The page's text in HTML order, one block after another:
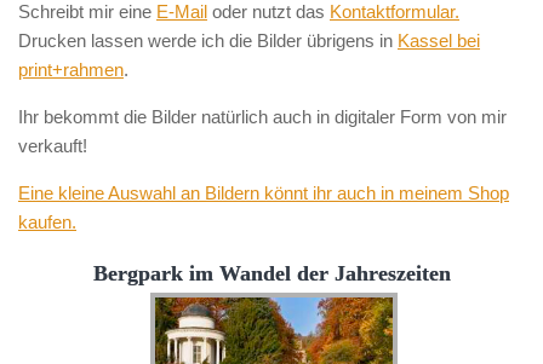
Schreibt mir eine E-Mail oder nutzt das Kontaktformular.
Drucken lassen werde ich die Bilder übrigens in Kassel bei
print+rahmen.
Ihr bekommt die Bilder natürlich auch in digitaler Form von mir
verkauft!
Eine kleine Auswahl an Bildern könnt ihr auch in meinem Shop
kaufen.
Bergpark im Wandel der Jahreszeiten